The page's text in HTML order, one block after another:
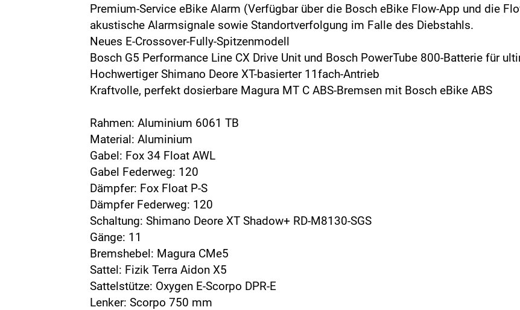
Premium-Service eBike Alarm (Verfügbar über die Bosch eBike Flow-App und die
akustische Alarmsignale sowie Standortverfolgung im Falle des Diebstahls.
Neues E-Crossover-Fully-Spitzenmodell
Bosch G5 Performance Line CX Drive Unit und Bosch PowerTube 800-Batterie für
Hochwertiger Shimano Deore XT-basierter 11fach-Antrieb
Kraftvolle, perfekt dosierbare Magura MT C ABS-Bremsen mit Bosch eBike ABS
Rahmen: Aluminium 6061 TB
Material: Aluminium
Gabel: Fox 34 Float AWL
Gabel Federweg: 120
Dämpfer: Fox Float P-S
Dämpfer Federweg: 120
Schaltung: Shimano Deore XT Shadow+ RD-M8130-SGS
Gänge: 11
Bremshebel: Magura CMe5
Sattel: Fizik Terra Aidon X5
Sattelstütze: Oxygen E-Scorpo DPR-E
Lenker: Scorpo 750 mm